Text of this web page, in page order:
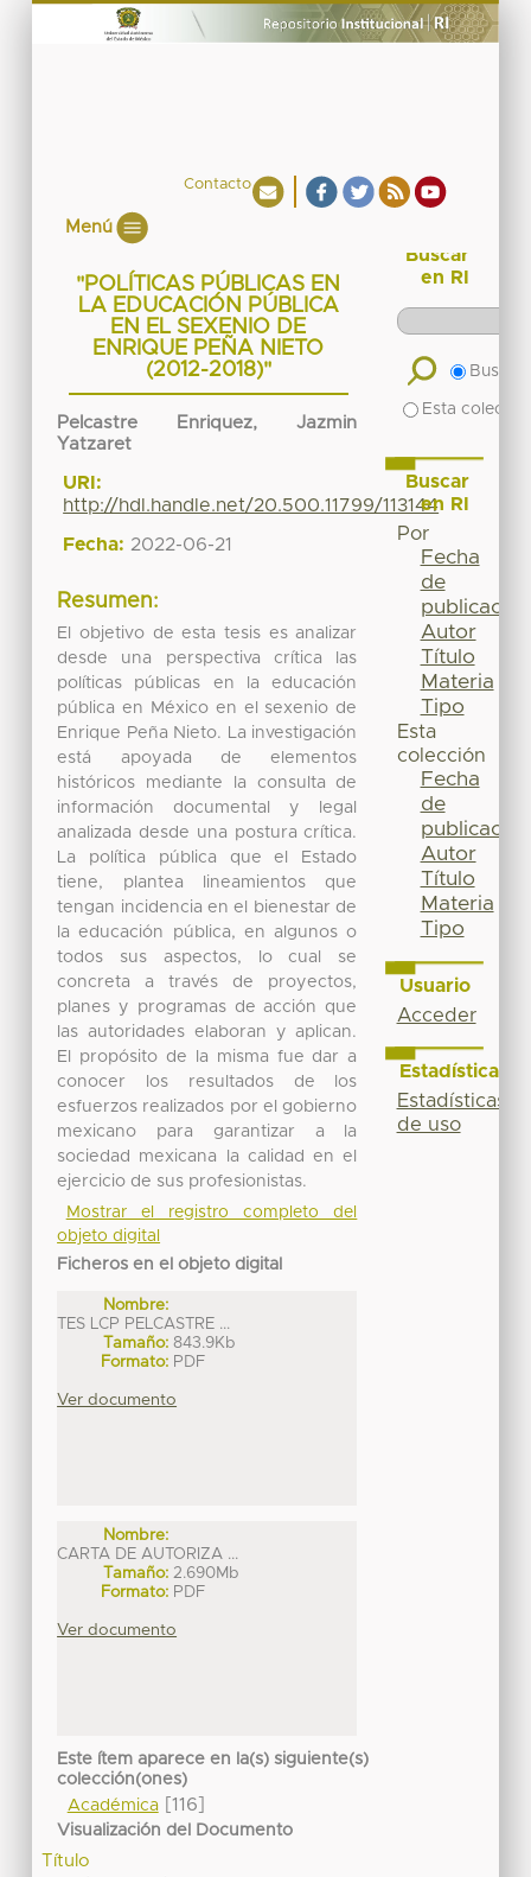
Contacto
Menú
"POLÍTICAS PÚBLICAS EN
LA EDUCACIÓN PÚBLICA
EN EL SEXENIO DE
ENRIQUE PEÑA NIETO
(2012-2018)"
Pelcastre Enriquez, Jazmin
Yatzaret
URI:
http://hdl.handle.net/20.500.11799/113144
Fecha: 2022-06-21
Resumen:
El objetivo de esta tesis es analizar
desde una perspectiva crítica las
políticas públicas en la educación
pública en México en el sexenio de
Enrique Peña Nieto. La investigación
está apoyada de elementos
históricos mediante la consulta de
información documental y legal
analizada desde una postura crítica.
La política pública que el Estado
tiene, plantea lineamientos que
tengan incidencia en el bienestar de
la educación pública, en algunos o
todos sus aspectos, lo cual se
concreta a través de proyectos,
planes y programas de acción que
las autoridades elaboran y aplican.
El propósito de la misma fue dar a
conocer los resultados de los
esfuerzos realizados por el gobierno
mexicano para garantizar a la
sociedad mexicana la calidad en el
ejercicio de sus profesionistas.
Mostrar el registro completo del
objeto digital
Ficheros en el objeto digital
Nombre:
TES LCP PELCASTRE ...
Tamaño: 843.9Kb
Formato: PDF
Ver documento
Nombre:
CARTA DE AUTORIZA ...
Tamaño: 2.690Mb
Formato: PDF
Ver documento
Este ítem aparece en la(s) siguiente(s)
colección(ones)
Académica[116]
Visualización del Documento
Título
Buscar
en RI
Buscar
Esta
Buscar
en RI
Por
Fecha
de
publicación
Autor
Título
Materia
Tipo
Esta
colección
Fecha
de
publicación
Autor
Título
Materia
Tipo
Usuario
Acceder
Estadísticas
Estadísticas
de uso